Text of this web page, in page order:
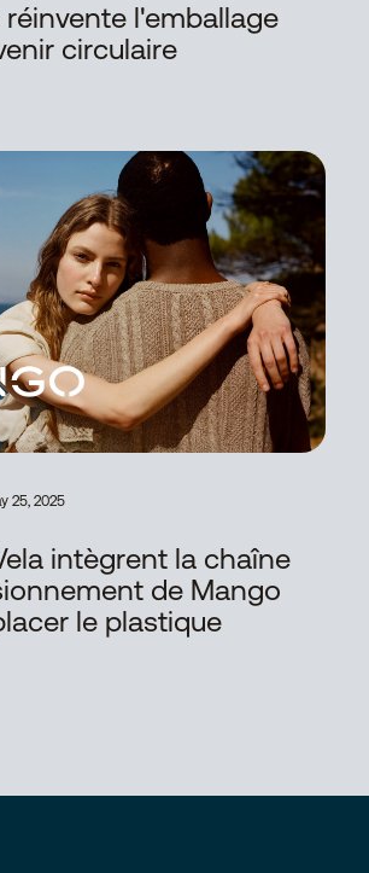
l'emballage
circulaire
25, 2025
intègrent la chaîne
de Mango
le plastique